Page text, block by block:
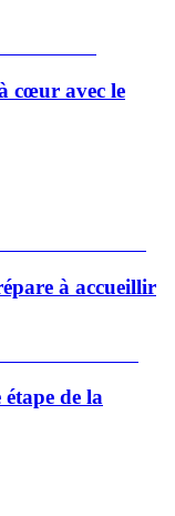
cœur avec le
à accueillir
de la